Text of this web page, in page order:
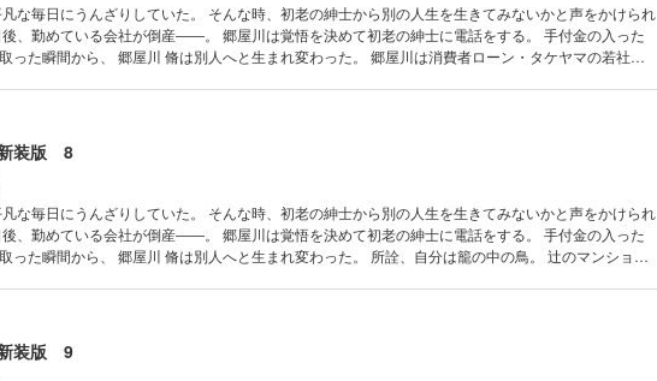
な毎日にうんざりしていた。 そんな時、初老の紳士から別の人生を生きてみないかと声をかけられ
、勤めている会社が倒産――。 郷屋川は覚悟を決めて初老の紳士に電話をする。 手付金の入った
から、 郷屋川 脩は別人へと生まれ変わった。 郷屋川は消費者ローン・タケヤマの若社長
の死を悲しむ郷屋川だったが、 一方で彼の隠れ家のことが頭から離れなかった。 あの部屋のど
。 【目次】 第45話 ある考え 第46話 侵入 第47話 部屋 第48話 隠し金
50話 重荷 第51話 夜中
装版 8
な毎日にうんざりしていた。 そんな時、初老の紳士から別の人生を生きてみないかと声をかけられ
、勤めている会社が倒産――。 郷屋川は覚悟を決めて初老の紳士に電話をする。 手付金の入った
から、 郷屋川 脩は別人へと生まれ変わった。 所詮、自分は籠の中の鳥。 辻のマンション
ジレンマからアルコールを多量摂取する悪循環に陥っていた。 夢の生活どころか、どんどん息苦し
断 第55話 現実 第56話 酒乱 第57
話 部屋の明かり
装版 9